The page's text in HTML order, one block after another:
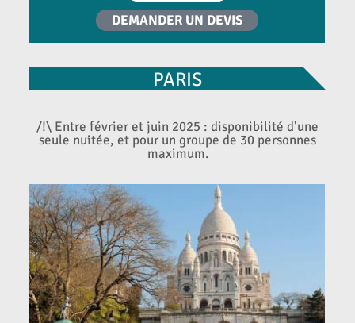
DEMANDER UN DEVIS
PARIS
/!\ Entre février et juin 2025 : disponibilité d'une
seule nuitée, et pour un groupe de 30 personnes
maximum.